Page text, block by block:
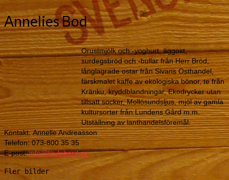
Annelies Bod
Orustmjölk och -yoghurt, äggost,
surdegsbröd och -bullar från Herr Bröd,
långlagrade ostar från Sivans Osthandel,
färskmalet kaffe av ekologiska bönor, te från
Kränku, kryddblandningar, Ekodrycker utan
tillsatt socker, Mollösundsljus, mjöl av gamla
kultursorter från Lundens Gård m.m.
Utställning av lanthandelsföremål.
Kontakt: Annelie Andreasson
Telefon: 073-800 35 35
E-post:info@tavlebord.se
Fler bilder